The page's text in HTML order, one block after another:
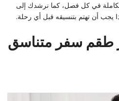
في كل فصل، كما نرشدك إلى
يجب أن تهتم بتنسيقه قبل أي رحلة.
طقم سفر متناسق